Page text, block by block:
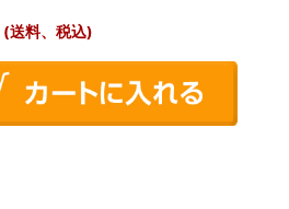
(送料、税込)